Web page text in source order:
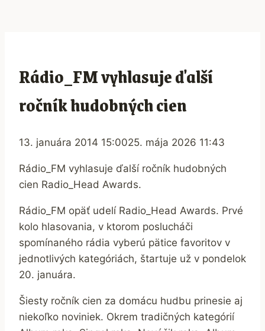
Rádio_FM vyhlasuje ďalší
ročník hudobných cien
13. januára 2014 15:0025. mája 2026 11:43
Rádio_FM vyhlasuje ďalší ročník hudobných
cien Radio_Head Awards.
Rádio_FM opäť udelí Radio_Head Awards. Prvé
kolo hlasovania, v ktorom poslucháči
spomínaného rádia vyberú pätice favoritov v
jednotlivých kategóriách, štartuje už v pondelok
20. januára.
Šiesty ročník cien za domácu hudbu prinesie aj
niekoľko noviniek. Okrem tradičných kategórií